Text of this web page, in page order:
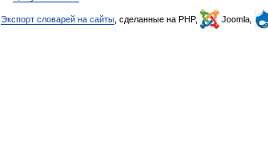
Экспорт словарей на сайты , сделанные на PHP, Joomla,